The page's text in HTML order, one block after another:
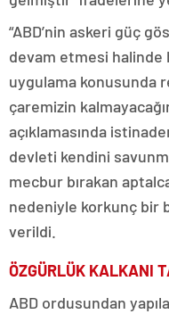
“ABD’nin askeri güç
devam etmesi halinde
uygulama konusunda
çaremizin
açıklamasında
devleti kendini
mecbur bırakan
nedeniyle korkunç bir
verildi.
ÖZGÜRLÜK KALKANI
ABD ordusundan